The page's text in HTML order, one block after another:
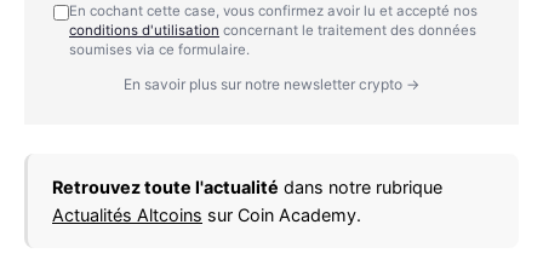
En cochant cette case, vous confirmez avoir lu et accepté nos
conditions d'utilisation concernant le traitement des données
soumises via ce formulaire.
En savoir plus sur notre newsletter crypto →
Retrouvez toute l'actualité dans notre rubrique
Actualités Altcoins sur Coin Academy.